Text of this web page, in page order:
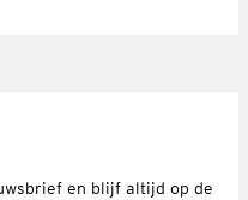
en blijf altijd op de